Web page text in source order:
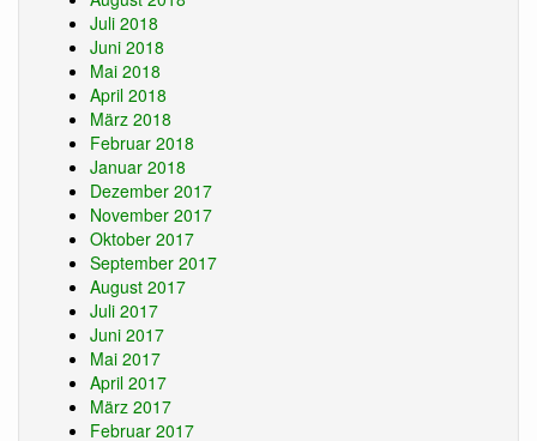
Juli 2018
Juni 2018
Mai 2018
April 2018
März 2018
Februar 2018
Januar 2018
Dezember 2017
November 2017
Oktober 2017
September 2017
August 2017
Juli 2017
Juni 2017
Mai 2017
April 2017
März 2017
Februar 2017